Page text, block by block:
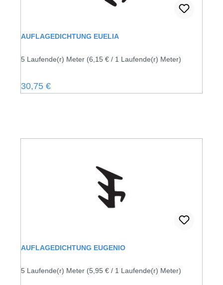
AUFLAGEDICHTUNG EUELIA
5 Laufende(r) Meter (6,15 € / 1 Laufende(r) Meter)
Regulärer Preis:
30,75 €
AUFLAGEDICHTUNG EUGENIO
5 Laufende(r) Meter (5,95 € / 1 Laufende(r) Meter)